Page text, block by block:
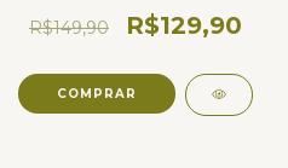
R$149,90 R$129,90
COMPRAR